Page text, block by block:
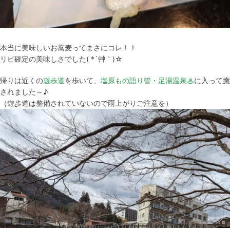
本当に美味しいお蕎麦ってまさにコレ！！
リピ確定の美味しさでした( *´艸｀)☆
帰りは近くの遊歩道を歩いて、 塩原もの語り管・足湯温泉♨に入って癒
されました～♪
（遊歩道は整備されていないので雨上がりご注意を）